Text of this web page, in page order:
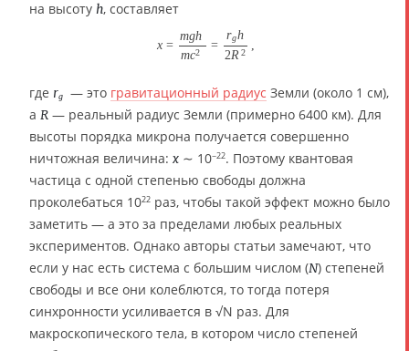
на высоту h, составляет
x =
mgh
mc2
=
rgh
2R 2
где rg — это гравитационный радиус Земли (около 1 см),
а R — реальный радиус Земли (примерно 6400 км). Для
высоты порядка микрона получается совершенно
ничтожная величина: x ∼ 10−22. Поэтому квантовая
частица с одной степенью свободы должна
проколебаться 1022 раз, чтобы такой эффект можно было
заметить — а это за пределами любых реальных
экспериментов. Однако авторы статьи замечают, что
если у нас есть система с большим числом (N) степеней
свободы и все они колеблются, то тогда потеря
синхронности усиливается в √N раз. Для
макроскопического тела, в котором число степеней